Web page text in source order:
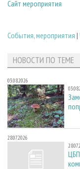
Сайт мероприятия
События, мероприятия |
НОВОСТИ ПО ТЕМЕ
03.08.2026
28.07.2026